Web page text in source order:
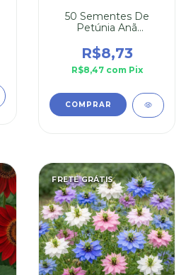
50 Sementes De
Petúnia Anã
R$8,73
R$8,47 com Pix
FRETE GRÁTIS